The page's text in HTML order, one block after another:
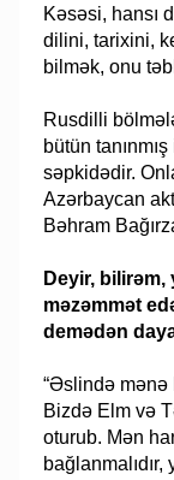
Kəsəsi, hansı
dilini, tarixini,
bilmək, onu
Rusdilli
bütün
səpkidədir.
Azərbaycan
Bəhram
Deyir,
məzəmmət
demədən
“Əslində mənə
Bizdə Elm və
oturub. Mən
bağlanmalıdır,